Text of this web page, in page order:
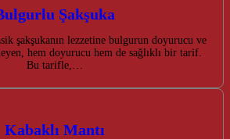
Şakşuka
şakşukanın lezzetine bulgurun doyurucu ve
hem doyurucu hem de sağlıklı bir tarif.
Bu tarifle,…
Kabaklı Mantı